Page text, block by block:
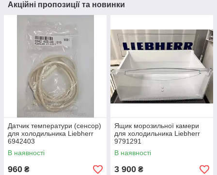
Акційні пропозиції та новинки
Датчик температури (сенсор)
для холодильника Liebherr
6942403
В наявності
960 ₴
Ящик морозильної камери
для холодильника Liebherr
9791291
В наявності
3 900 ₴